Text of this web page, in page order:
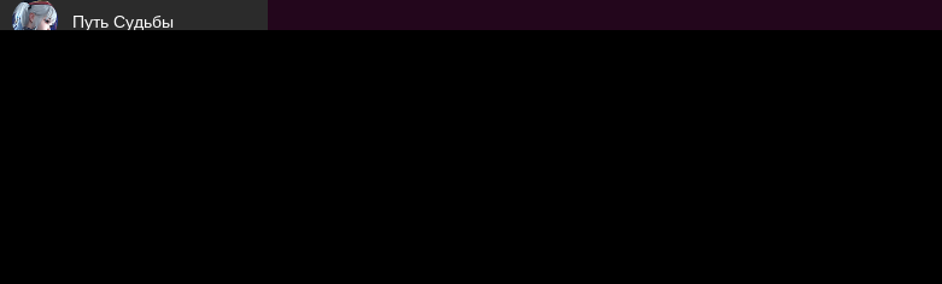
Путь Судьбы